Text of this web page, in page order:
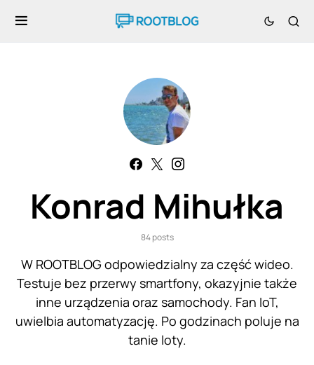
Konrad Mihułka
84 posts
W ROOTBLOG odpowiedzialny za część wideo.
Testuje bez przerwy smartfony, okazyjnie także
inne urządzenia oraz samochody. Fan IoT,
uwielbia automatyzację. Po godzinach poluje na
tanie loty.